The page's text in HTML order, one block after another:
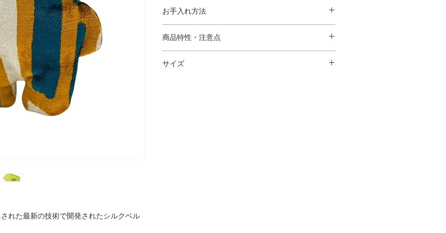
れた最新の技術で開発されたシルクベル
お手入れ方法
商品特性・注意点
・ハンドメイドのため、多少の色ムラやほつれ等がある
サイズ